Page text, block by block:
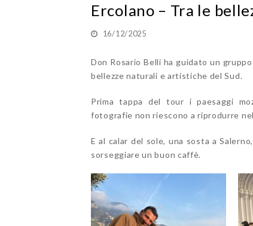
Ercolano – Tra le
16/12/2025
Don Rosario Belli ha guidato un
bellezze naturali e artistiche del Sud.
Prima tappa del tour i paesaggi
fotografie non riescono a riprodurre
E al calar del sole, una sosta a
sorseggiare un buon caffè.